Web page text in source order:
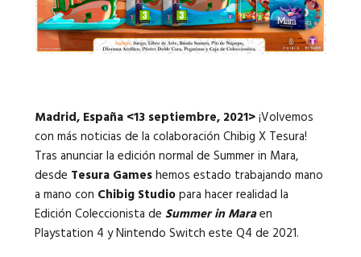
Madrid, España <13 septiembre, 2021>¡Volvemos
con más noticias de la colaboración Chibig X Tesura!
Tras anunciar la edición normal de Summer in Mara,
desde Tesura Gameshemos estado trabajando mano
a mano con Chibig Studiopara hacer realidad la
Edición Coleccionista de Summer in Maraen
Playstation 4 y Nintendo Switch este Q4 de 2021.